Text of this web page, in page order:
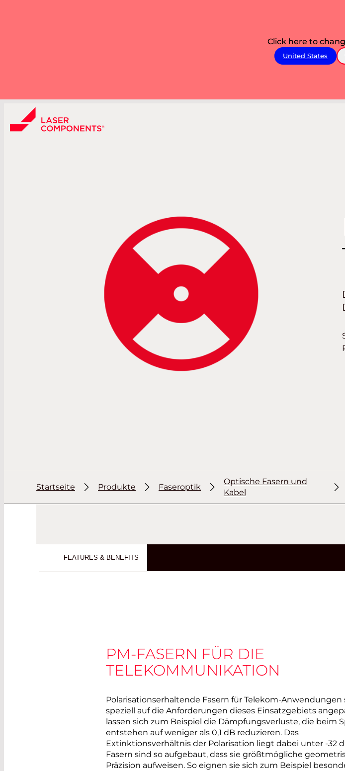
Click here to
United States
Startseite Produkte Faseroptik
Optische Fasern und
Kabel
FEATURES & BENEFITS
PM-FASERN FÜR DIE
TELEKOMMUNIKATION
Polarisationserhaltende Fasern für Telekom-Anwendungen
speziell auf die Anforderungen dieses Einsatzgebiets
lassen sich zum Beispiel die Dämpfungsverluste, die beim
entstehen auf weniger als 0,1 dB reduzieren. Das
Extinktionsverhältnis der Polarisation liegt dabei unter -32
Fasern sind so aufgebaut, dass sie größtmögliche
Präzision aufweisen. So eignen sie sich zum Beispiel